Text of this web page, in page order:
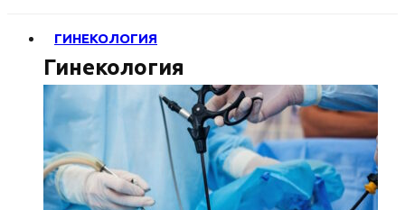
ГИНЕКОЛОГИЯ
Гинекология